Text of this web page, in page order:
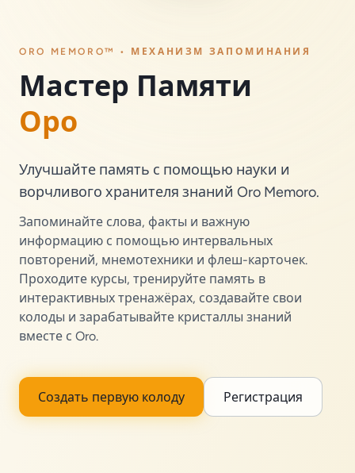
ORO MEMORO™ • МЕХАНИЗМ ЗАПОМИНАНИЯ
Мастер Памяти
Оро
Улучшайте память с помощью науки и
ворчливого хранителя знаний Oro Memoro.
Запоминайте слова, факты и важную
информацию с помощью интервальных
повторений, мнемотехники и флеш-карточек.
Проходите курсы, тренируйте память в
интерактивных тренажёрах, создавайте свои
колоды и зарабатывайте кристаллы знаний
вместе с Oro.
Создать первую колоду Регистрация